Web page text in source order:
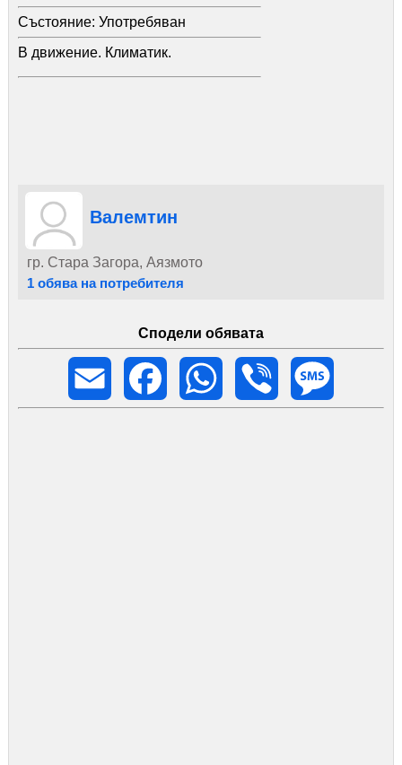
Състояние: Употребяван
В движение. Климатик.
Валемтин
гр. Стара Загора, Аязмото
1 обява на потребителя
Сподели обявата
Email
Facebook WhatsApp Viber